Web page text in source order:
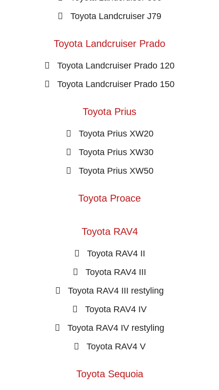
Toyota Landcruiser J79
Toyota Landcruiser Prado
Toyota Landcruiser Prado 120
Toyota Landcruiser Prado 150
Toyota Prius
Toyota Prius XW20
Toyota Prius XW30
Toyota Prius XW50
Toyota Proace
Toyota RAV4
Toyota RAV4 II
Toyota RAV4 III
Toyota RAV4 III restyling
Toyota RAV4 IV
Toyota RAV4 IV restyling
Toyota RAV4 V
Toyota Sequoia